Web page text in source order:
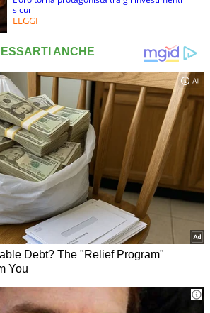
sicuri
LEGGI